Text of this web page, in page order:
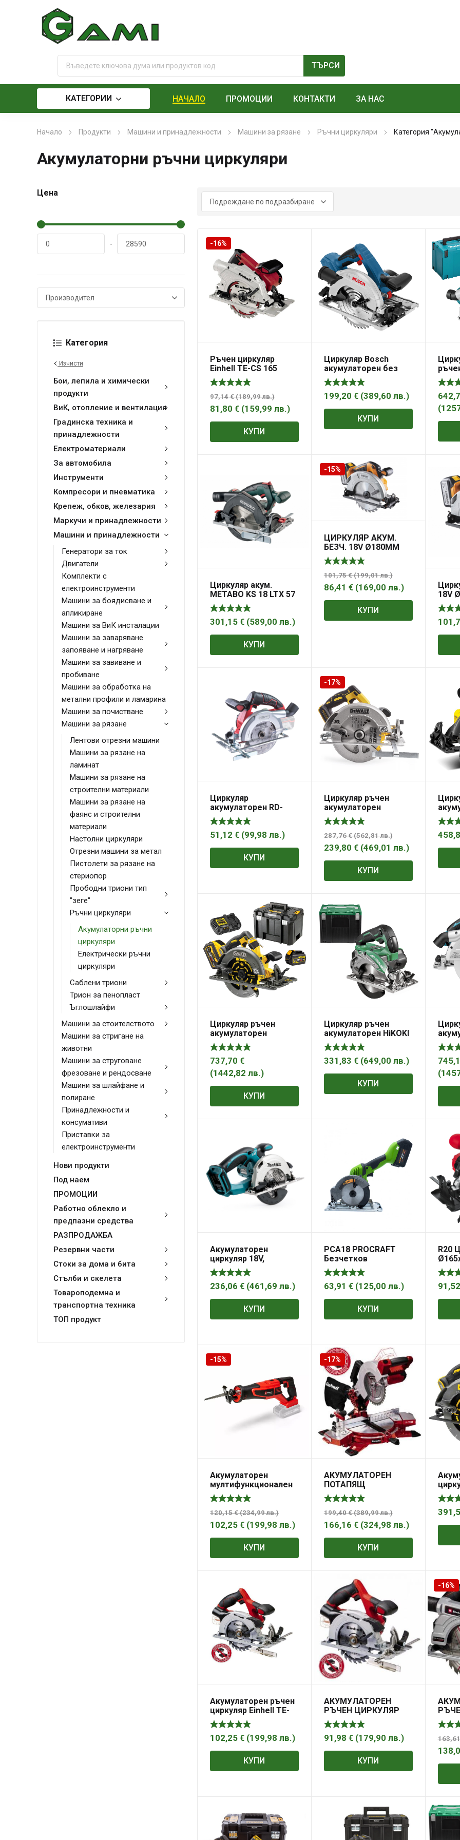
КАТЕГОРИИ НАЧАЛО ПРОМОЦИИ КОНТАКТИ ЗА НАС
Начало Продукти Машини и принадлежности Машини за рязане Ръчни циркуляри Категория
Акумулаторни ръчни циркуляри
Цена
-
Категория
Изчисти
Бои, лепила и химически
продукти
ВиК, отопление и вентилация
Градинска техника и
принадлежности
Електроматериали
За автомобила
Инструменти
Компресори и пневматика
Крепеж, обков, железария
Маркучи и принадлежности
Машини и принадлежности
Генератори за ток
Двигатели
Комплекти с
електроинструменти
Машини за боядисване и
апликиране
Машини за ВиК инсталации
Машини за заваряване
запояване и нагряване
Машини за завиване и
пробиване
Машини за обработка на
метални профили и ламарина
Машини за почистване
Машини за рязане
Лентови отрезни машини
Машини за рязане на
ламинат
Машини за рязане на
строителни материали
Машини за рязане на
фаянс и строителни
материали
Настолни циркуляри
Отрезни машини за метал
Пистолети за рязане на
стериопор
Прободни триони тип
"зеге"
Ръчни циркуляри
Акумулаторни ръчни
циркуляри
Електрически ръчни
циркуляри
Саблени триони
Трион за пенопласт
Ъглошлайфи
Машини за стоителството
Машини за стригане на
животни
Машини за струговане
фрезоване и рендосване
Машини за шлайфане и
полиране
Принадлежности и
консумативи
Приставки за
електроинструменти
Нови продукти
Под наем
ПРОМОЦИИ
Работно облекло и
предпазни средства
РАЗПРОДАЖБА
Резервни части
Стоки за дома и бита
Стълби и скелета
Товароподемна и
транспортна техника
ТОП продукт
-16%
Ръчен циркуляр
Einhell TE-CS 165
97,14€ (189,99лв.)
81,80 € (159,99 лв.)
КУПИ
Циркуляр Bosch
акумулаторен без
батерия и зарядно,
18 V, ф 165 мм, 3400
об./мин, GKS 18V-57
199,20 € (389,60 лв.)
КУПИ
(
Циркуляр акум.
METABO KS 18 LTX 57
Solo
301,15 € (589,00 лв.)
КУПИ
-15%
ЦИРКУЛЯР АКУМ.
БЕЗЧ. 18V Ø180MM
4AH BK-CSL02 SET
101,75€ (199,01лв.)
86,41 € (169,00 лв.)
КУПИ
18V
Циркуляр
акумулаторен RD-
CSL01 Solo
51,12 € (99,98 лв.)
КУПИ
-17%
Циркуляр ръчен
акумулаторен
DeWALT без батерия
и зарядно, 18 V, ф 184
мм, 5500 об./мин,
DCS570NT
287,76€ (562,81лв.)
239,80 € (469,01 лв.)
КУПИ
и
мм,
Циркуляр ръчен
акумулаторен
DeWALT с 2 батерии и
зарядно, 54 V, 2 Ah, ф
190 мм, 5800 об./мин,
DCS579T2
737,70 €
(1442,82 лв.)
КУПИ
Циркуляр ръчен
акумулаторен HiKOKI
– Hitachi без батерия
и зарядно, 36 V, ф 125
мм, 5000 об./мин,
331,83 € (649,00 лв.)
КУПИ
без
(
Aкумулаторен
циркуляр 18V,
ф136mm DSS501Z
Makita
236,06 € (461,69 лв.)
КУПИ
PCA18 PROCRAFT
Безчетков
акумулаторен
потопяем циркуляр
20V, 120-125 мм, Solo:
63,91 € (125,00 лв.)
КУПИ
R20
RDP-
91,52
-15%
Акумулаторен
мултифункционален
циркуляр TP-AP 18/28
Li BL – Solo EINHELL
120,15€ (234,99лв.)
102,25 € (199,98 лв.)
КУПИ
-17%
АКУМУЛАТОРЕН
ПОТАПЯЩ
ЦИРКУЛЯР EINHELL
TE-MS 18/210 LI-SOLO
199,40€ (389,99лв.)
166,16 € (324,98 лв.)
КУПИ
без
мм,
Акумулаторен ръчен
циркуляр Einhell TE-
CS 18 Li – Solo Power
X-Change
102,25 € (199,98 лв.)
КУПИ
АКУМУЛАТОРЕН
РЪЧЕН ЦИРКУЛЯР
EINHELL TE-CS 18 LI –
SOLO POWER X-
CHANGE
91,98 € (179,90 лв.)
КУПИ
-16%
TE-